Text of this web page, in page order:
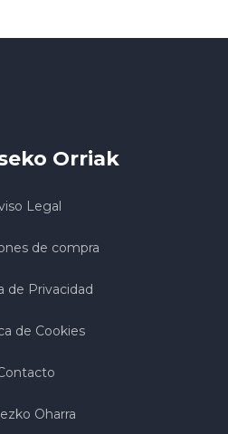
Orriak
Legal
de compra
de Privacidad
de Cookies
Oharra